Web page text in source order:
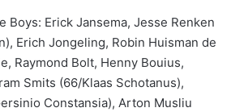
Boys: Erick Jansema, Jesse Renken
Erich Jongeling, Robin Huisman de
Raymond Bolt, Henny Bouius,
Smits (66/Klaas Schotanus),
Constansia), Arton Musliu